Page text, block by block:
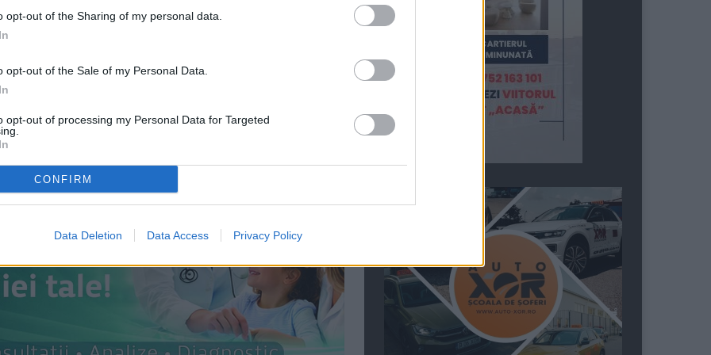
opt-out of the Sharing of my personal data.
opt-out of the Sale of my Personal Data.
opt-out of processing my Personal Data for Targeted
CONFIRM
Data Deletion Data Access Privacy Policy
la ieșirea spre Horodniceni.
în vigoare, polițiștii l-au însoțit pe tânărul
pentru recoltarea probelor biologice.